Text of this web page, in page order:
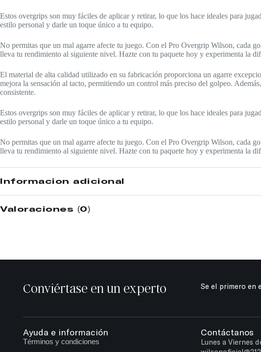
Estos overgrips son muy fáciles de aplicar y retirar, lo que los hace ideales para
estilo personal y darle un toque único a tu equipo.
No permitas que un mal agarre afecte tu juego. Con el Pro Overgrip Wilson, cada
lleva tu rendimiento al siguiente nivel. Hazte con tu paquete hoy y experimenta la
El material de alta calidad utilizado en su fabricación proporciona un agarre
mejora la sensación al tacto, permitiendo un control más preciso del golpeo.
consistente.
Estos overgrips son muy fáciles de aplicar y retirar, lo que los hace ideales para
estilo personal y darle un toque único a tu equipo.
No permitas que un mal agarre afecte tu juego. Con el Pro Overgrip Wilson, cada
lleva tu rendimiento al siguiente nivel. Hazte con tu paquete hoy y experimenta la
Información adicional
Valoraciones (0)
Conviértase en un experto Se el primero en
Ayuda e información
Términos y condiciones
Contáctanos
Lunes a Viernes